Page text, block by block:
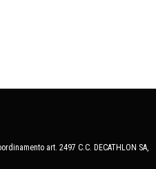
art. 2497 C.C. DECATHLON SA,